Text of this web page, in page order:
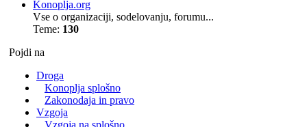
Konoplja.org
Vse o organizaciji, sodelovanju, forumu...
Teme: 130
Pojdi na
Droga
Konoplja splošno
Zakonodaja in pravo
Vzgoja
Vzgoja na splošno